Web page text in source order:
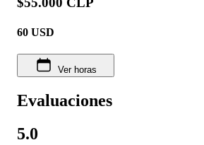
60 USD
Ver horas
Evaluaciones
5.0